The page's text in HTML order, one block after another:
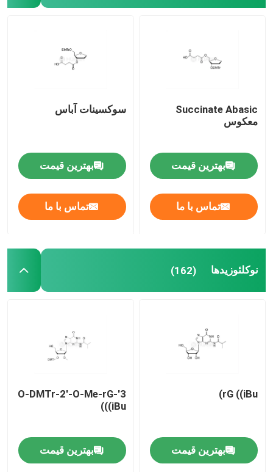
خدمات سفارشی
Succinate Abasic
معکوس
بهترین قیمت
تماس با ما
سوکسینات آباس
بهترین قیمت
تماس با ما
نوکلئوزیدها (162)
rG ((iBu)
بهترین قیمت
3'-O-DMTr-2'-O-Me-rG
((iBu)
بهترین قیمت